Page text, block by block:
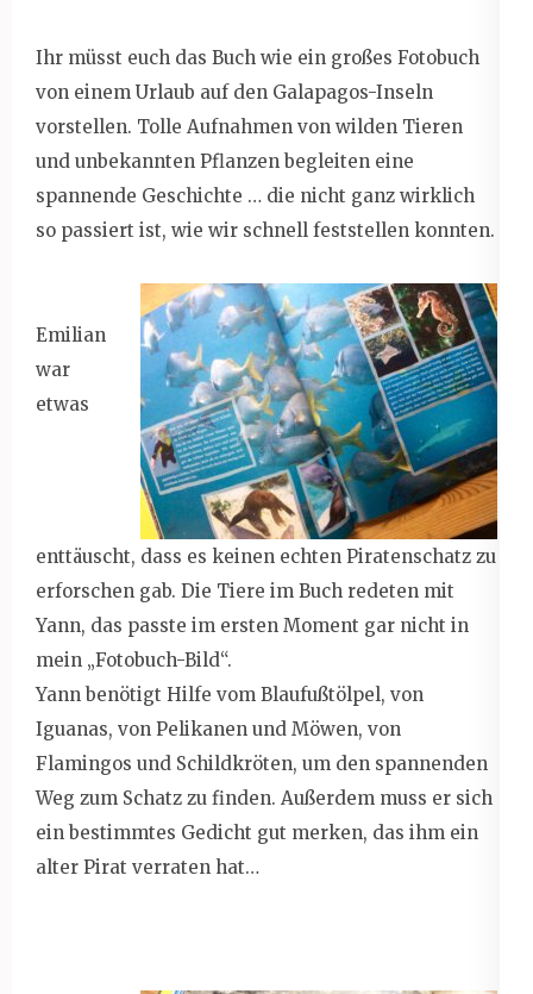
Ihr müsst euch das Buch wie ein großes Fotobuch
von einem Urlaub auf den Galapagos-Inseln
vorstellen. Tolle Aufnahmen von wilden Tieren
und unbekannten Pflanzen begleiten eine
spannende Geschichte … die nicht ganz wirklich
so passiert ist, wie wir schnell feststellen konnten.
Emilian
war
etwas
enttäuscht, dass es keinen echten Piratenschatz zu
erforschen gab. Die Tiere im Buch redeten mit
Yann, das passte im ersten Moment gar nicht in
mein „Fotobuch-Bild“.
Yann benötigt Hilfe vom Blaufußtölpel, von
Iguanas, von Pelikanen und Möwen, von
Flamingos und Schildkröten, um den spannenden
Weg zum Schatz zu finden. Außerdem muss er sich
ein bestimmtes Gedicht gut merken, das ihm ein
alter Pirat verraten hat…